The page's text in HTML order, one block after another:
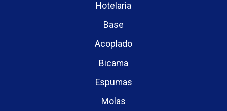
Hotelaria
Base
Acoplado
Bicama
Espumas
Molas